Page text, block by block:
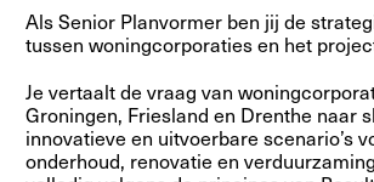
Als Senior Planvormer ben jij de
tussen woningcorporaties en het
Je vertaalt de vraag van
Groningen, Friesland en Drenthe naar
innovatieve en uitvoerbare scenario’s
onderhoud, renovatie en